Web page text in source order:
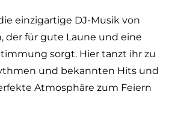
einzigartige DJ-Musik von
der für gute Laune und eine
sorgt. Hier tanzt ihr zu
und bekannten Hits und
Atmosphäre zum Feiern